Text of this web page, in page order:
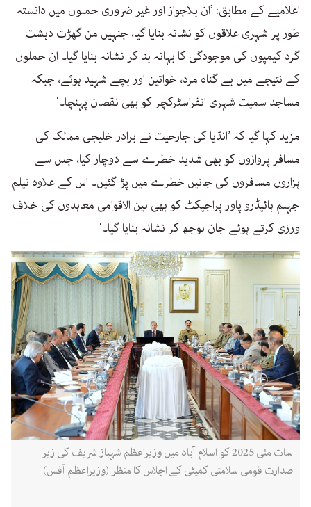
اعلامیے کے مطابق: ’ان بلاجواز اور غیر ضروری حملوں میں دانستہ
طور پر شہری علاقوں کو نشانہ بنایا گیا، جنہیں من گھڑت دہشت
گرد کیمپوں کی موجودگی کا بہانہ بنا کر نشانہ بنایا گیا۔ ان حملوں
کے نتیجے میں بے گناہ مرد، خواتین اور بچے شہید ہوئے، جبکہ
مساجد سمیت شہری انفراسٹرکچر کو بھی نقصان پہنچا۔‘
مزید کہا گیا کہ ’انڈیا کی جارحیت نے برادر خلیجی ممالک کی
مسافر پروازوں کو بھی شدید خطرے سے دوچار کیا، جس سے
ہزاروں مسافروں کی جانیں خطرے میں پڑ گئیں۔ اس کے علاوہ نیلم
جہلم ہائیڈرو پاور پراجیکٹ کو بھی بین الاقوامی معاہدوں کی خلاف
ورزی کرتے ہوئے جان بوجھ کر نشانہ بنایا گیا۔‘
سات مئی 2025 کو اسلام آباد میں وزیراعظم شہباز شریف کی زیر
صدارت قومی سلامتی کمیٹی کے اجلاس کا منظر (وزیراعظم آفس)